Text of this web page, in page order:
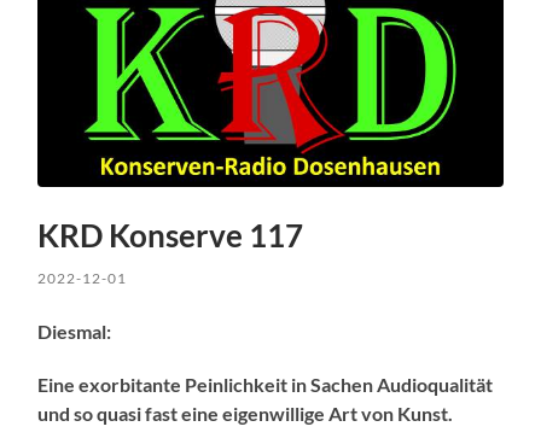
KRD Konserve 117
2022-12-01
Diesmal:
Eine exorbitante Peinlichkeit in Sachen Audioqualität
und so quasi fast eine eigenwillige Art von Kunst.